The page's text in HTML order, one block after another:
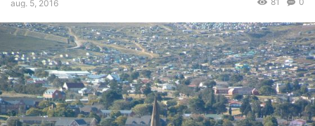
aug. 5, 2016